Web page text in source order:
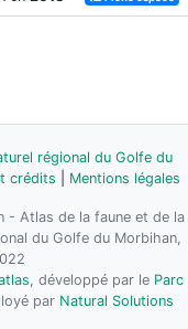
régional du Golfe du
crédits Mentions légales
- Atlas de la faune et de la
du Golfe du Morbihan,
, développé par le Parc
par Natural Solutions